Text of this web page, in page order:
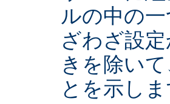
ルの中の
ざわざ設
きを除い
とを示しま